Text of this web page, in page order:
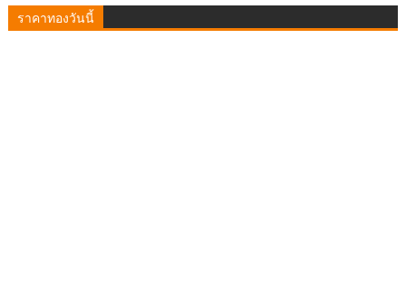
ราคาทองวันนี้